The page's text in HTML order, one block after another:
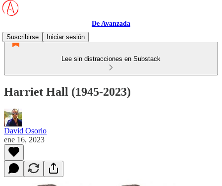
De Avanzada
Suscribirse
Iniciar sesión
Lee sin distracciones en Substack
Harriet Hall (1945-2023)
David Osorio
ene 16, 2023